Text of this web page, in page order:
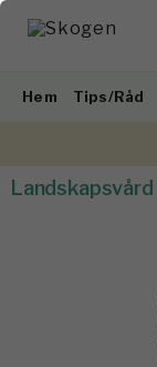
Hem Tips/Råd
Landskapsvård